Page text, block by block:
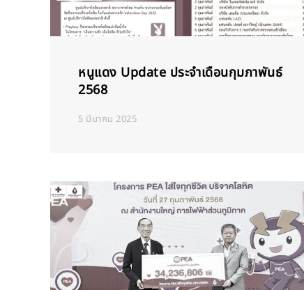
หนูแดง Update ประจำเดือนกุมภาพันธ์
2568
5 มีนาคม 2025